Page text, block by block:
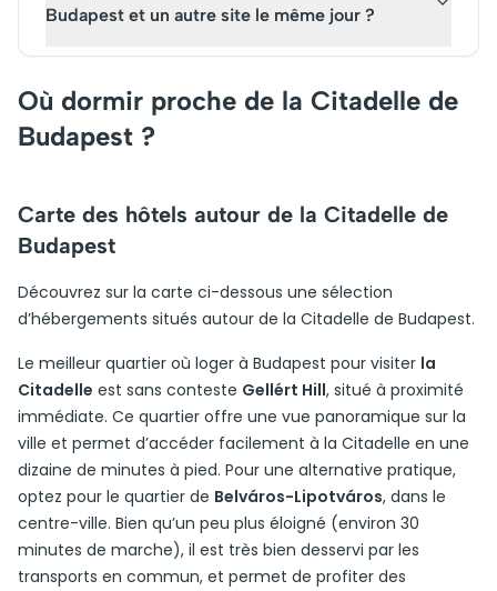
Budapest et un autre site le même jour ?
Où dormir proche de la Citadelle de
Budapest ?
Carte des hôtels autour de la Citadelle de
Budapest
Découvrez sur la carte ci-dessous une sélection
d’hébergements situés autour de la Citadelle de Budapest.
Le meilleur quartier où loger à Budapest pour visiter la
Citadelle est sans conteste Gellért Hill, situé à proximité
immédiate. Ce quartier offre une vue panoramique sur la
ville et permet d’accéder facilement à la Citadelle en une
dizaine de minutes à pied. Pour une alternative pratique,
optez pour le quartier de Belváros-Lipotváros, dans le
centre-ville. Bien qu’un peu plus éloigné (environ 30
minutes de marche), il est très bien desservi par les
transports en commun, et permet de profiter des